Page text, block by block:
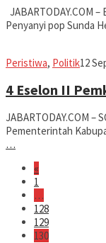
JABARTODAY.COM
Penyanyi pop Sunda
Peristiwa, PolitikJabar
12
4 Eselon II
JABARTODAY.COM –
Pementerintah
…
«
1
…
128
129
130